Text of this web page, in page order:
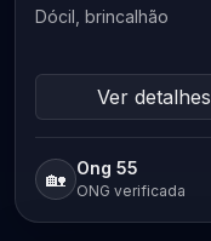
Dócil, brincalhão
Ver detalhes
🏡 Ong 55
ONG verificada